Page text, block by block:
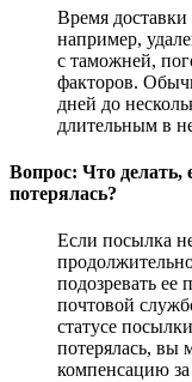
Время доставки
например,
с таможней,
факторов.
дней до
длительным в
Вопрос: Что делать,
потерялась?
Если посылка
подозревать ее
почтовой
статусе
потерялась, вы
компенсацию